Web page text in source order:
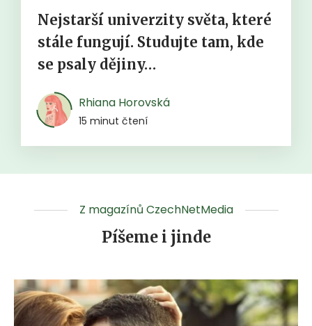
Nejstarší univerzity světa, které
stále fungují. Studujte tam, kde
se psaly dějiny…
Rhiana Horovská
15 minut čtení
Z magazínů CzechNetMedia
Píšeme i jinde